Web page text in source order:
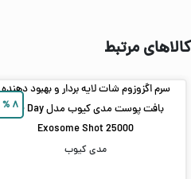
کالاهای مرتبط
۸ %
سرم اگزوزوم شات لایه بردار و بهبود دهنده
بافت پوست مدی کیوب مدل One Day
Exosome Shot 25000
مدی کیوب